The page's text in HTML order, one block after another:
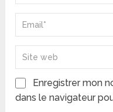
Enregistrer mon
dans le navigateur